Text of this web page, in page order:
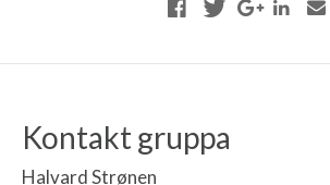
Kontakt gruppa
Halvard Strønen